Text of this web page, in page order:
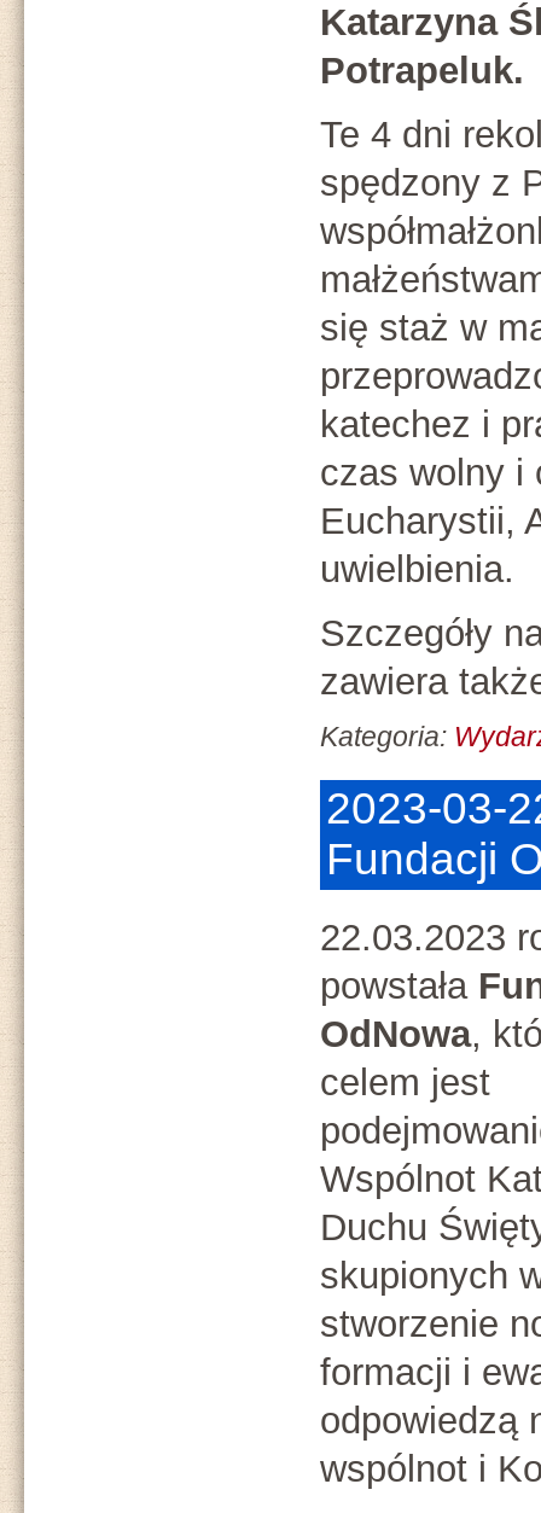
Katarzyna
Potrapeluk.
Te 4 dni
spędzony z
się staż w
katechez i
czas wolny i
Eucharystii,
uwielbienia.
Szczegóły
zawiera
Kategoria:
2023-03-
Fundacji
22.03.2023
powstała
OdNowa,
celem jest
Wspólnot
Duchu
skupionych
stworzenie
formacji i
odpowiedzą
wspólnot i